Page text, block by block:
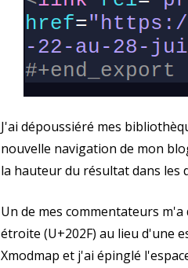
J'ai dépoussiéré mes
nouvelle navigation de mon
la hauteur du résultat dans les
Un de mes commentateurs m'a
étroite (U+202F) au lieu d'une
Xmodmap et j'ai épinglé